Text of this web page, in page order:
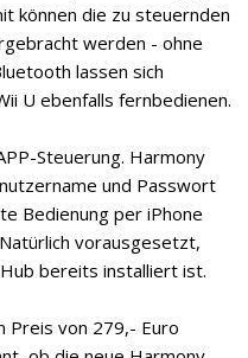
können die zu steuernden
werden - ohne
lassen sich
U ebenfalls fernbedienen.
Steuerung. Harmony
und Passwort
Bedienung per iPhone
vorausgesetzt,
bereits installiert ist.
Preis von 279,- Euro